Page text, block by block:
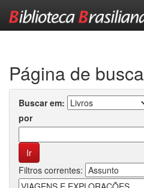
Página de busca
Buscar em:
por
Filtros correntes: